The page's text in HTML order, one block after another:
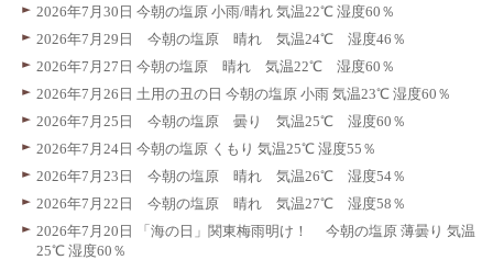
2026年7月30日 今朝の塩原 小雨/晴れ 気温22℃ 湿度60％
2026年7月29日 今朝の塩原 晴れ 気温24℃ 湿度46％
2026年7月27日 今朝の塩原 晴れ 気温22℃ 湿度60％
2026年7月26日 土用の丑の日 今朝の塩原 小雨 気温23℃ 湿度60％
2026年7月25日 今朝の塩原 曇り 気温25℃ 湿度60％
2026年7月24日 今朝の塩原 くもり 気温25℃ 湿度55％
2026年7月23日 今朝の塩原 晴れ 気温26℃ 湿度54％
2026年7月22日 今朝の塩原 晴れ 気温27℃ 湿度58％
2026年7月20日 「海の日」関東梅雨明け！ 今朝の塩原 薄曇り 気温
25℃ 湿度60％